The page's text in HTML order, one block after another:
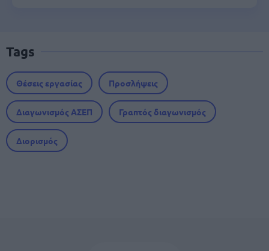
Tags
Θέσεις εργασίας Προσλήψεις
Διαγωνισμός ΑΣΕΠ Γραπτός διαγωνισμός
Διορισμός